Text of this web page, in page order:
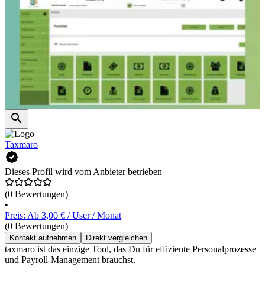
Taxmaro
Dieses Profil wird vom Anbieter betrieben
(0 Bewertungen)
•
Preis: Ab 3,00 € / User / Monat
(0 Bewertungen)
Kontakt aufnehmen Direkt vergleichen
taxmaro ist das einzige Tool, das Du für effiziente Personalprozesse
und Payroll-Management brauchst.